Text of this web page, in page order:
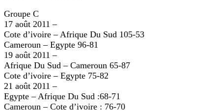
Groupe C
17 août 2011 –
Cote d’ivoire – Afrique Du Sud 105-53
Cameroun – Egypte 96-81
19 août 2011 –
Afrique Du Sud – Cameroun 65-87
Cote d’ivoire – Egypte 75-82
21 août 2011 –
Egypte – Afrique Du Sud :68-71
Cameroun – Cote d’ivoire : 76-70